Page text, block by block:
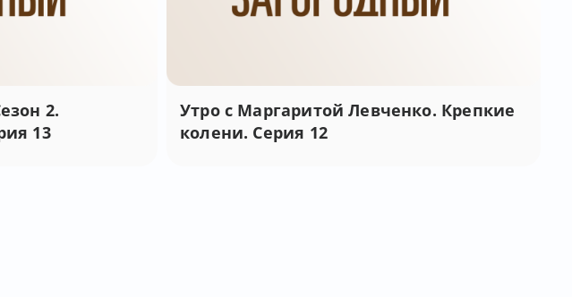
2.
13
Утро с Маргаритой Левченко. Крепкие
колени. Серия 12